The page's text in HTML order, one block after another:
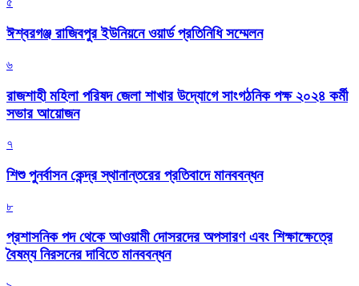
ঈশ্বরগঞ্জ রাজিবপুর ইউনিয়নে ওয়ার্ড প্রতিনিধি সম্মেলন
৬
রাজশাহী মহিলা পরিষদ জেলা শাখার উদ্যোগে সাংগঠনিক পক্ষ ২০২৪ কর্মী
সভার আয়োজন
৭
শিশু পুনর্বাসন কেন্দ্র স্থানান্তরের প্রতিবাদে মানববন্ধন
৮
প্রশাসনিক পদ থেকে আওয়ামী দোসরদের অপসারণ এবং শিক্ষাক্ষেত্রে
বৈষম্য নিরসনের দাবিতে মানববন্ধন